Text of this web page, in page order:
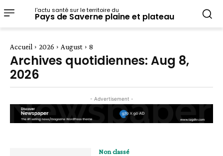
l'actu santé sur le territoire du
Pays de Saverne plaine et plateau
Accueil 2026 August 8
Archives quotidiennes: Aug 8,
2026
- Advertisement -
Non classé